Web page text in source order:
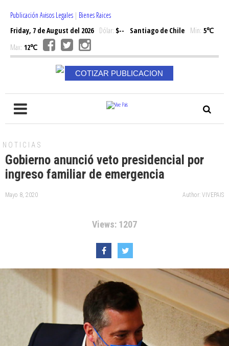
Publicación Avisos Legales | Bienes Raices
Friday, 7 de August del 2026Dólar: $-- Santiago de Chile Min: 5℃
Max: 12℃
COTIZAR PUBLICACION
NOTICIAS
Gobierno anunció veto presidencial por
ingreso familiar de emergencia
Mayo 8, 2020 Author: VIVEPAIS
Views: 1207